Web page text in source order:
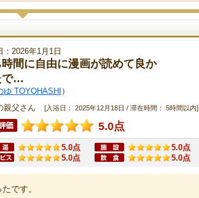
：2026年1月1日
間に自由に漫画が読めて良か
で…
ゆ TOYOHASHI ）
親父さん
[入浴日： 2025年12月18日 / 滞在時間： 5時間以内]
5.0点
5.0点
5.0点
5.0点
5.0点
です。